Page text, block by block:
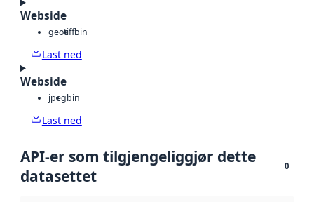
Webside
geotiffbin
Last ned
Webside
jpegbin
Last ned
API-er som tilgjengeliggjør dette
datasettet
0